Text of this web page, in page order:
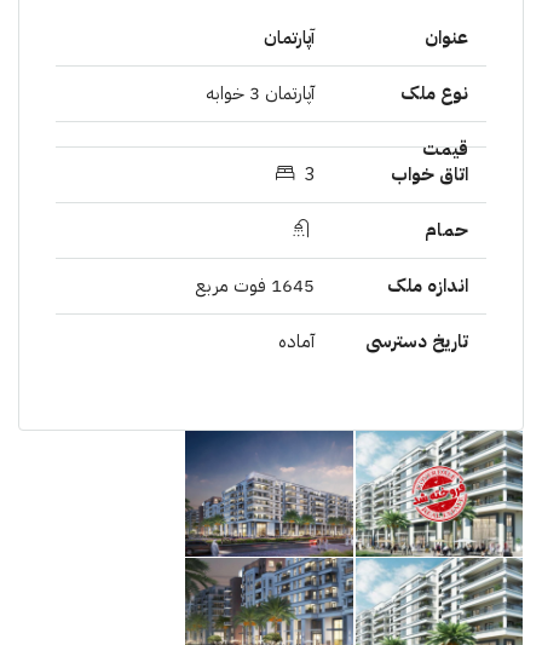
آپارتمان
آپارتمان 3 خوابە
3
1645 فوت مربع
آمادە